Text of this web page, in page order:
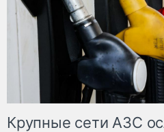
Крупные сети АЗС